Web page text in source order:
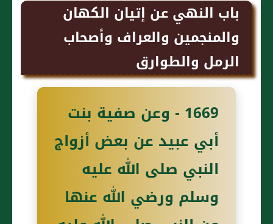
باب النهي عن إتيان الكهان
والمنجمين والعراف وأصحاب
الرمل والطوارق
1669 - وعن صفية بنت
أبي عبيد عن بعض أزواج
النبي صلى الله عليه
وسلم ورضي الله عنها